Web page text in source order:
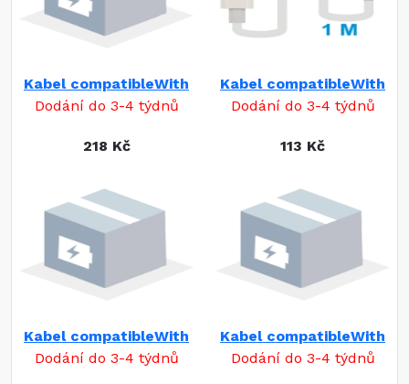
Kabel compatibleWith
Dodání do 3-4 týdnů
218 Kč
Kabel compatibleWith
Dodání do 3-4 týdnů
113 Kč
Kabel compatibleWith
Dodání do 3-4 týdnů
Kabel compatibleWith
Dodání do 3-4 týdnů